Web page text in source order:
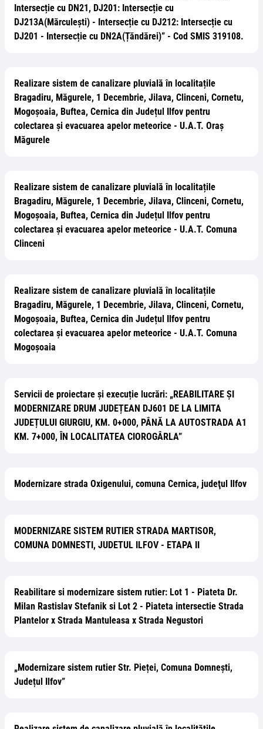
Intersecție cu DN21, DJ201: Intersecție cu
DJ213A(Mărculești) - Intersecție cu DJ212: Intersecție cu
DJ201 - Intersecție cu DN2A(Țăndărei)” - Cod SMIS 319108.
Realizare sistem de canalizare pluvială în localitațile
Bragadiru, Măgurele, 1 Decembrie, Jilava, Clinceni, Cornetu,
Mogoșoaia, Buftea, Cernica din Județul Ilfov pentru
colectarea și evacuarea apelor meteorice - U.A.T. Oraș
Măgurele
Realizare sistem de canalizare pluvială în localitațile
Bragadiru, Măgurele, 1 Decembrie, Jilava, Clinceni, Cornetu,
Mogoșoaia, Buftea, Cernica din Județul Ilfov pentru
colectarea și evacuarea apelor meteorice - U.A.T. Comuna
Clinceni
Realizare sistem de canalizare pluvială în localitațile
Bragadiru, Măgurele, 1 Decembrie, Jilava, Clinceni, Cornetu,
Mogoșoaia, Buftea, Cernica din Județul Ilfov pentru
colectarea și evacuarea apelor meteorice - U.A.T. Comuna
Mogoșoaia
Servicii de proiectare și execuție lucrări: „REABILITARE ȘI
MODERNIZARE DRUM JUDEȚEAN DJ601 DE LA LIMITA
JUDEȚULUI GIURGIU, KM. 0+000, PÂNĂ LA AUTOSTRADA A1
KM. 7+000, ÎN LOCALITATEA CIOROGÂRLA”
Modernizare strada Oxigenului, comuna Cernica, judeţul Ilfov
MODERNIZARE SISTEM RUTIER STRADA MARTISOR,
COMUNA DOMNESTI, JUDETUL ILFOV - ETAPA II
Reabilitare si modernizare sistem rutier: Lot 1 - Piateta Dr.
Milan Rastislav Stefanik si Lot 2 - Piateta intersectie Strada
Plantelor x Strada Mantuleasa x Strada Negustori
„Modernizare sistem rutier Str. Pieței, Comuna Domnești,
Județul Ilfov”